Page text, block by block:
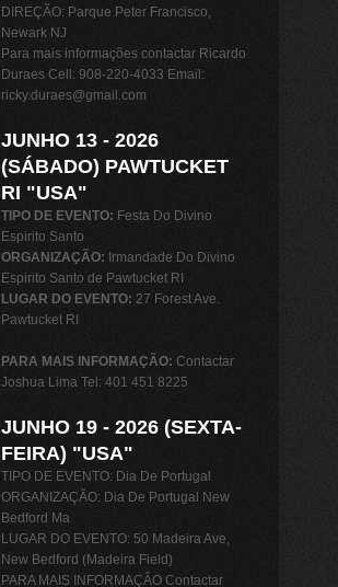
DIREÇÃO: Parque Peter Francisco,
Newark NJ
Para mais informações contactar Ricardo
Duraes Cell: 908-220-4033 Email:
ricky.duraes@gmail.com
JUNHO 13 - 2026
(SÁBADO) PAWTUCKET
RI "USA"
TIPO DE EVENTO: Festa Do Divino
Espirito Santo
ORGANIZAÇÃO: Irmandade Do Divino
Espirito Santo de Pawtucket RI
LUGAR DO EVENTO: 27 Forest Ave.
Pawtucket RI
PARA MAIS INFORMAÇÃO: Contactar
Joshua Lima Tel: 401 451 8225
JUNHO 19 - 2026 (SEXTA-
FEIRA) "USA"
TIPO DE EVENTO: Dia De Portugal
ORGANIZAÇÃO: Dia De Portugal New
Bedford Ma
LUGAR DO EVENTO: 50 Madeira Ave,
New Bedford (Madeira Field)
PARA MAIS INFORMAÇÃO Contactar